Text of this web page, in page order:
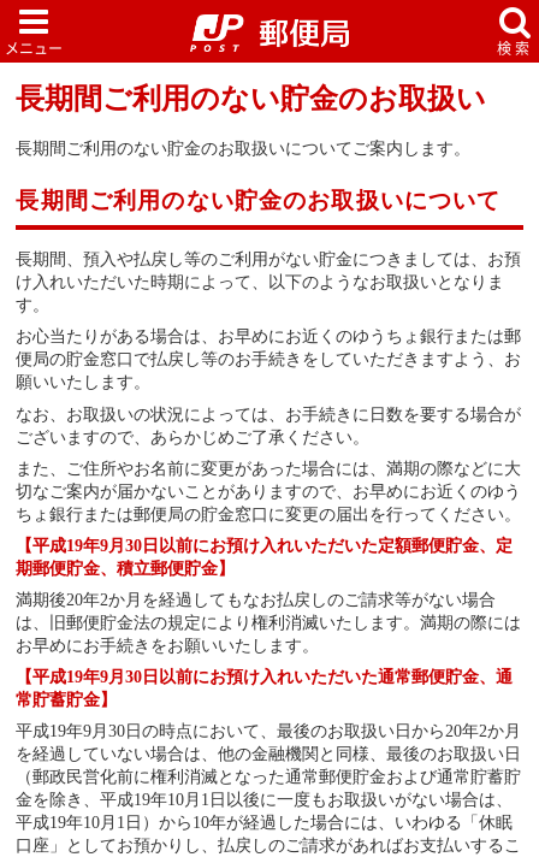
長期間ご利用のない貯金のお取扱い
長期間ご利用のない貯金のお取扱いについてご案内します。
長期間ご利用のない貯金のお取扱いについて
長期間、預入や払戻し等のご利用がない貯金につきましては、お預
け入れいただいた時期によって、以下のようなお取扱いとなりま
す。
お心当たりがある場合は、お早めにお近くのゆうちょ銀行または郵
便局の貯金窓口で払戻し等のお手続きをしていただきますよう、お
願いいたします。
なお、お取扱いの状況によっては、お手続きに日数を要する場合が
ございますので、あらかじめご了承ください。
また、ご住所やお名前に変更があった場合には、満期の際などに大
切なご案内が届かないことがありますので、お早めにお近くのゆう
ちょ銀行または郵便局の貯金窓口に変更の届出を行ってください。
【平成19年9月30日以前にお預け入れいただいた定額郵便貯金、定
期郵便貯金、積立郵便貯金】
満期後20年2か月を経過してもなお払戻しのご請求等がない場合
は、旧郵便貯金法の規定により権利消滅いたします。満期の際には
お早めにお手続きをお願いいたします。
【平成19年9月30日以前にお預け入れいただいた通常郵便貯金、通
常貯蓄貯金】
平成19年9月30日の時点において、最後のお取扱い日から20年2か月
を経過していない場合は、他の金融機関と同様、最後のお取扱い日
（郵政民営化前に権利消滅となった通常郵便貯金および通常貯蓄貯
金を除き、平成19年10月1日以後に一度もお取扱いがない場合は、
平成19年10月1日）から10年が経過した場合には、いわゆる「休眠
口座」としてお預かりし、払戻しのご請求があればお支払いするこ